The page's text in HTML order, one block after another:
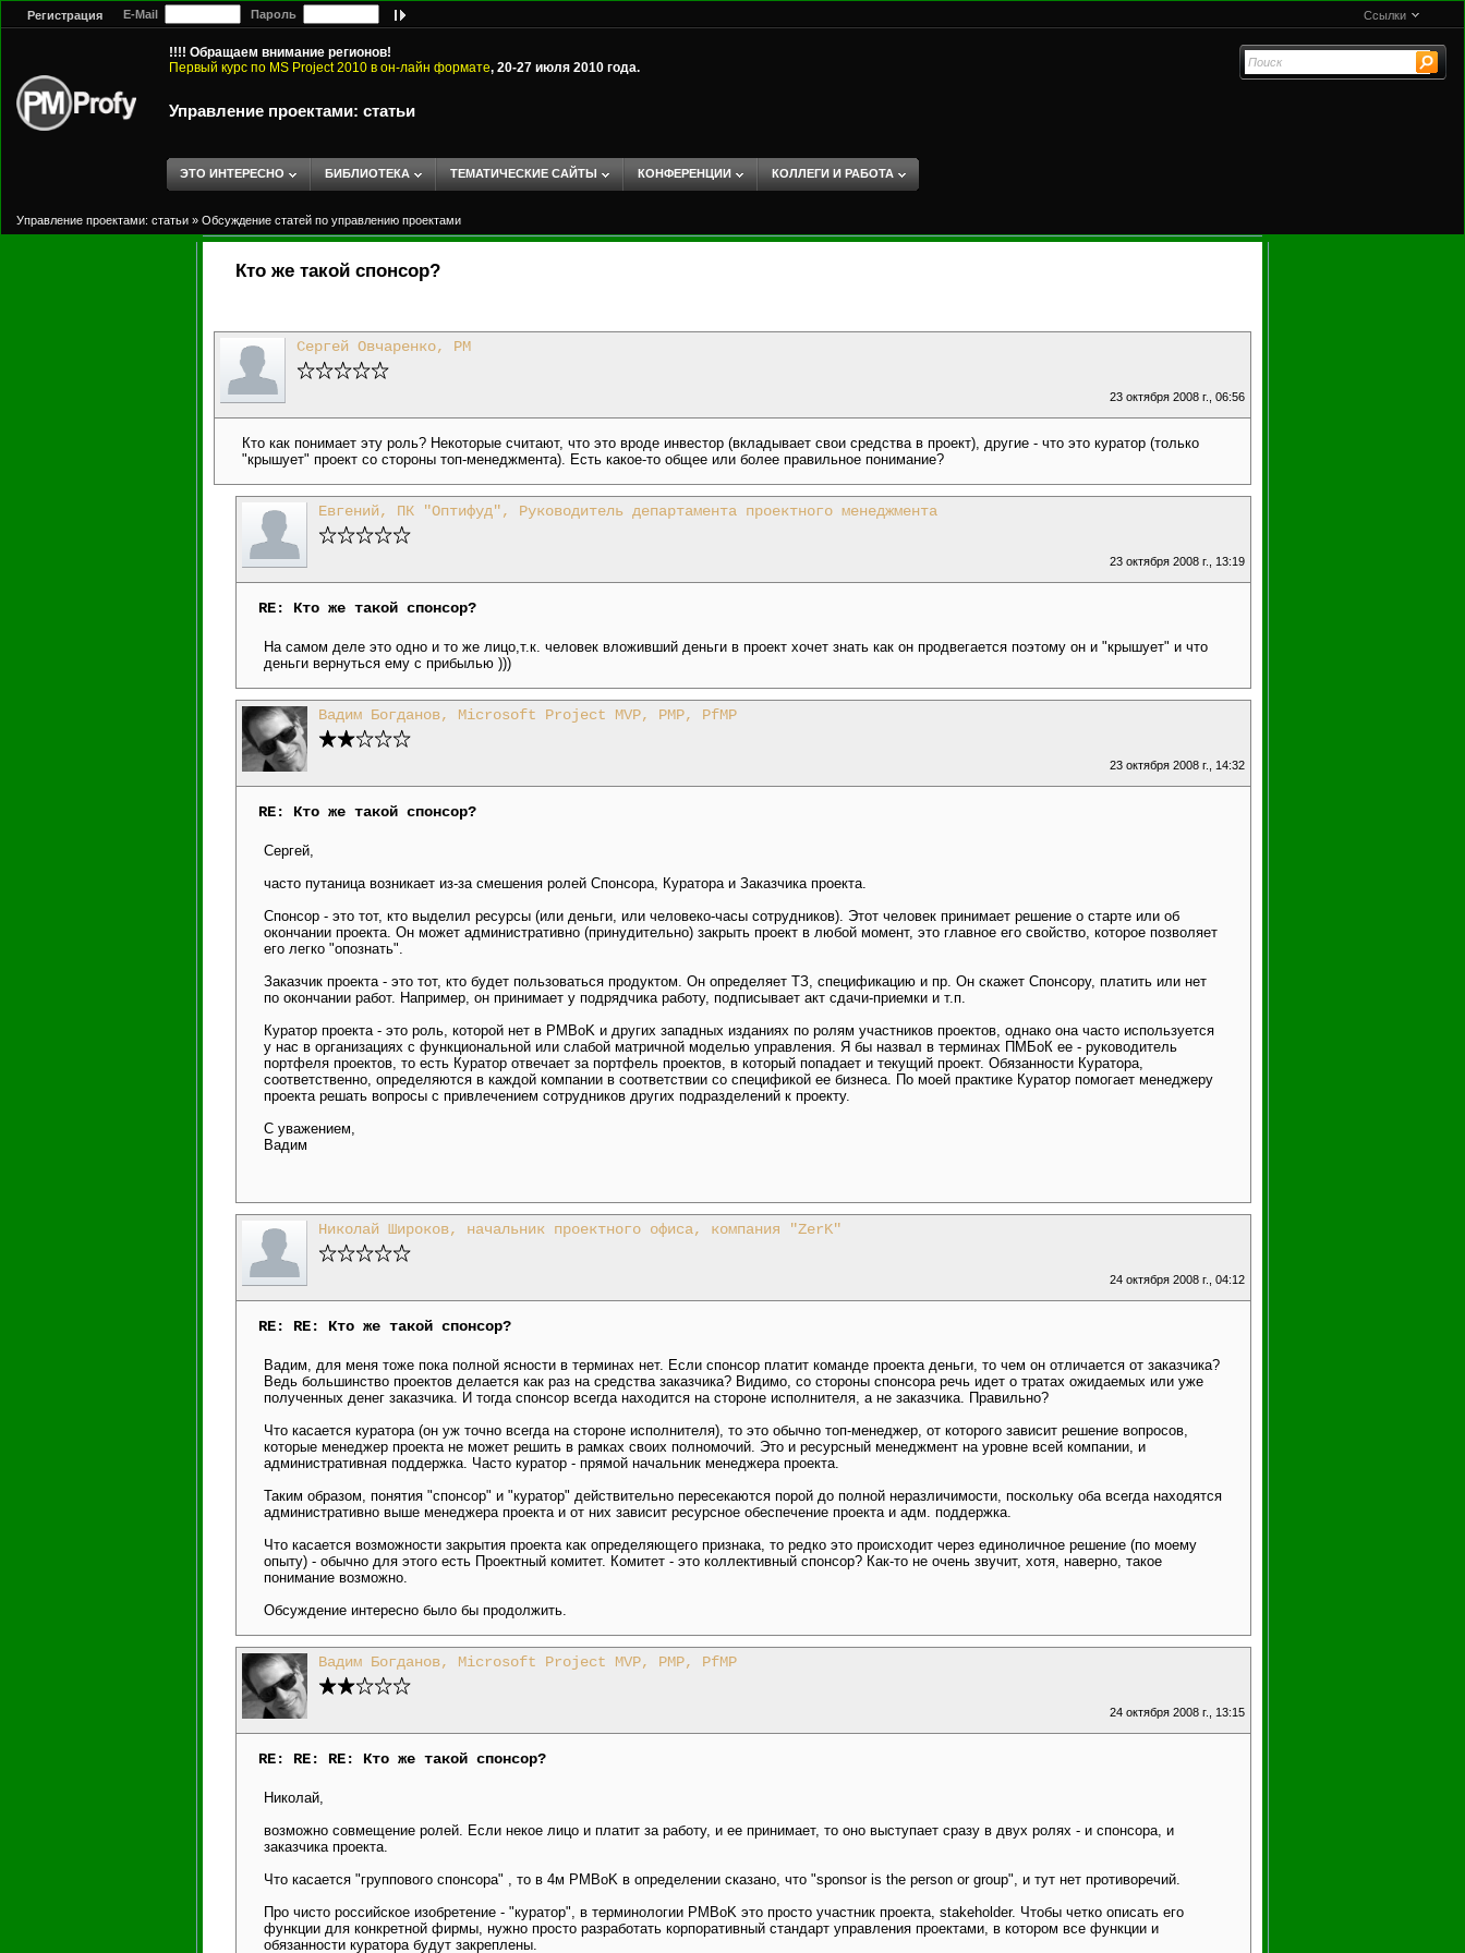
Регистрация E-Mail Пароль Ссылки
!!!! Обращаем внимание регионов!
Первый курс по MS Project 2010 в он-лайн формате, 20-27 июля 2010 года.
Управление проектами: статьи
ЭТО ИНТЕРЕСНО БИБЛИОТЕКА ТЕМАТИЧЕСКИЕ САЙТЫ КОНФЕРЕНЦИИ КОЛЛЕГИ И РАБОТА
Управление проектами: статьи » Обсуждение статей по управлению проектами
Кто же такой спонсор?
Сергей Овчаренко, PM
23 октября 2008 г., 06:56
Кто как понимает эту роль? Некоторые считают, что это вроде инвестор (вкладывает свои средства в проект), другие - что это куратор (только
"крышует" проект со стороны топ-менеджмента). Есть какое-то общее или более правильное понимание?
Евгений, ПК "Оптифуд", Руководитель департамента проектного менеджмента
23 октября 2008 г., 13:19
RE: Кто же такой спонсор?
На самом деле это одно и то же лицо,т.к. человек вложивший деньги в проект хочет знать как он продвегается поэтому он и "крышует" и что
деньги вернуться ему с прибылью )))
Вадим Богданов, Microsoft Project MVP, PMP, PfMP
23 октября 2008 г., 14:32
RE: Кто же такой спонсор?
Сергей,
часто путаница возникает из-за смешения ролей Спонсора, Куратора и Заказчика проекта.
Спонсор - это тот, кто выделил ресурсы (или деньги, или человеко-часы сотрудников). Этот человек принимает решение о старте или об
окончании проекта. Он может административно (принудительно) закрыть проект в любой момент, это главное его свойство, которое позволяет
его легко "опознать".
Заказчик проекта - это тот, кто будет пользоваться продуктом. Он определяет ТЗ, спецификацию и пр. Он скажет Спонсору, платить или нет
по окончании работ. Например, он принимает у подрядчика работу, подписывает акт сдачи-приемки и т.п.
Куратор проекта - это роль, которой нет в PMBoK и других западных изданиях по ролям участников проектов, однако она часто используется
у нас в организациях с функциональной или слабой матричной моделью управления. Я бы назвал в терминах ПМБоК ее - руководитель
портфеля проектов, то есть Куратор отвечает за портфель проектов, в который попадает и текущий проект. Обязанности Куратора,
соответственно, определяются в каждой компании в соответствии со спецификой ее бизнеса. По моей практике Куратор помогает менеджеру
проекта решать вопросы с привлечением сотрудников других подразделений к проекту.
С уважением,
Вадим
Николай Широков, начальник проектного офиса, компания "ZerK"
24 октября 2008 г., 04:12
RE: RE: Кто же такой спонсор?
Вадим, для меня тоже пока полной ясности в терминах нет. Если спонсор платит команде проекта деньги, то чем он отличается от заказчика?
Ведь большинство проектов делается как раз на средства заказчика? Видимо, со стороны спонсора речь идет о тратах ожидаемых или уже
полученных денег заказчика. И тогда спонсор всегда находится на стороне исполнителя, а не заказчика. Правильно?
Что касается куратора (он уж точно всегда на стороне исполнителя), то это обычно топ-менеджер, от которого зависит решение вопросов,
которые менеджер проекта не может решить в рамках своих полномочий. Это и ресурсный менеджмент на уровне всей компании, и
административная поддержка. Часто куратор - прямой начальник менеджера проекта.
Таким образом, понятия "спонсор" и "куратор" действительно пересекаются порой до полной неразличимости, поскольку оба всегда находятся
административно выше менеджера проекта и от них зависит ресурсное обеспечение проекта и адм. поддержка.
Что касается возможности закрытия проекта как определяющего признака, то редко это происходит через единоличное решение (по моему
опыту) - обычно для этого есть Проектный комитет. Комитет - это коллективный спонсор? Как-то не очень звучит, хотя, наверно, такое
понимание возможно.
Обсуждение интересно было бы продолжить.
Вадим Богданов, Microsoft Project MVP, PMP, PfMP
24 октября 2008 г., 13:15
RE: RE: RE: Кто же такой спонсор?
Николай,
возможно совмещение ролей. Если некое лицо и платит за работу, и ее принимает, то оно выступает сразу в двух ролях - и спонсора, и
заказчика проекта.
Что касается "группового спонсора" , то в 4м PMBoK в определении сказано, что "sponsor is the person or group", и тут нет противоречий.
Про чисто российское изобретение - "куратор", в терминологии PMBoK это просто участник проекта, stakeholder. Чтобы четко описать его
функции для конкретной фирмы, нужно просто разработать корпоративный стандарт управления проектами, в котором все функции и
обязанности куратора будут закреплены.